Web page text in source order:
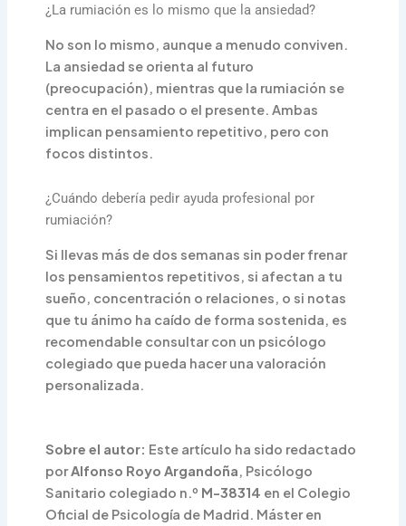
¿La rumiación es lo mismo que la ansiedad?
No son lo mismo, aunque a menudo conviven.
La ansiedad se orienta al futuro
(preocupación), mientras que la rumiación se
centra en el pasado o el presente. Ambas
implican pensamiento repetitivo, pero con
focos distintos.
¿Cuándo debería pedir ayuda profesional por
rumiación?
Si llevas más de dos semanas sin poder frenar
los pensamientos repetitivos, si afectan a tu
sueño, concentración o relaciones, o si notas
que tu ánimo ha caído de forma sostenida, es
recomendable consultar con un psicólogo
colegiado que pueda hacer una valoración
personalizada.
Sobre el autor: Este artículo ha sido redactado
porAlfonso Royo Argandoña , Psicólogo
Sanitario colegiado n.º M-38314 en el Colegio
Oficial de Psicología de Madrid. Máster en